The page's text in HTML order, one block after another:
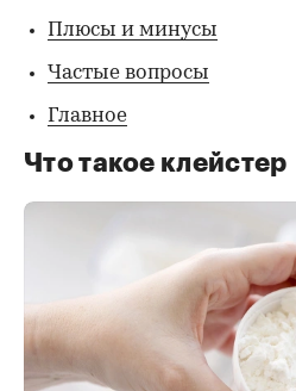
Плюсы и минусы
Частые вопросы
Главное
Что такое клейстер